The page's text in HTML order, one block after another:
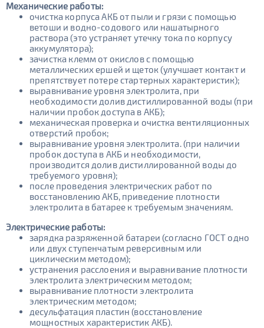
Механические работы:
очистка корпуса АКБ от пыли и грязи с помощью
ветоши и водно-содового или нашатырного
раствора (это устраняет утечку тока по корпусу
аккумулятора);
зачистка клемм от окислов с помощью
металлических ершей и щеток (улучшает контакт и
препятствует потере стартерных характеристик);
выравнивание уровня электролита, при
необходимости долив дистиллированной воды (при
наличии пробок доступа в АКБ);
механическая проверка и очистка вентиляционных
отверстий пробок;
выравнивание уровня электролита. (при наличии
пробок доступа в АКБ и необходимости,
производится долив дистиллированной воды до
требуемого уровня);
после проведения электрических работ по
восстановлению АКБ, приведение плотности
электролита в батарее к требуемым значениям.
Электрические работы:
зарядка разряженной батареи (согласно ГОСТ одно
или двух ступенчатым реверсивным или
циклическим методом);
устранения расслоения и выравнивание плотности
электролита электрическим методом;
выравнивание плотности электролита
электрическим методом;
десульфатация пластин (восстановление
мощностных характеристик АКБ).